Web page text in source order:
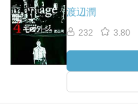
渡辺潤
232 3.80